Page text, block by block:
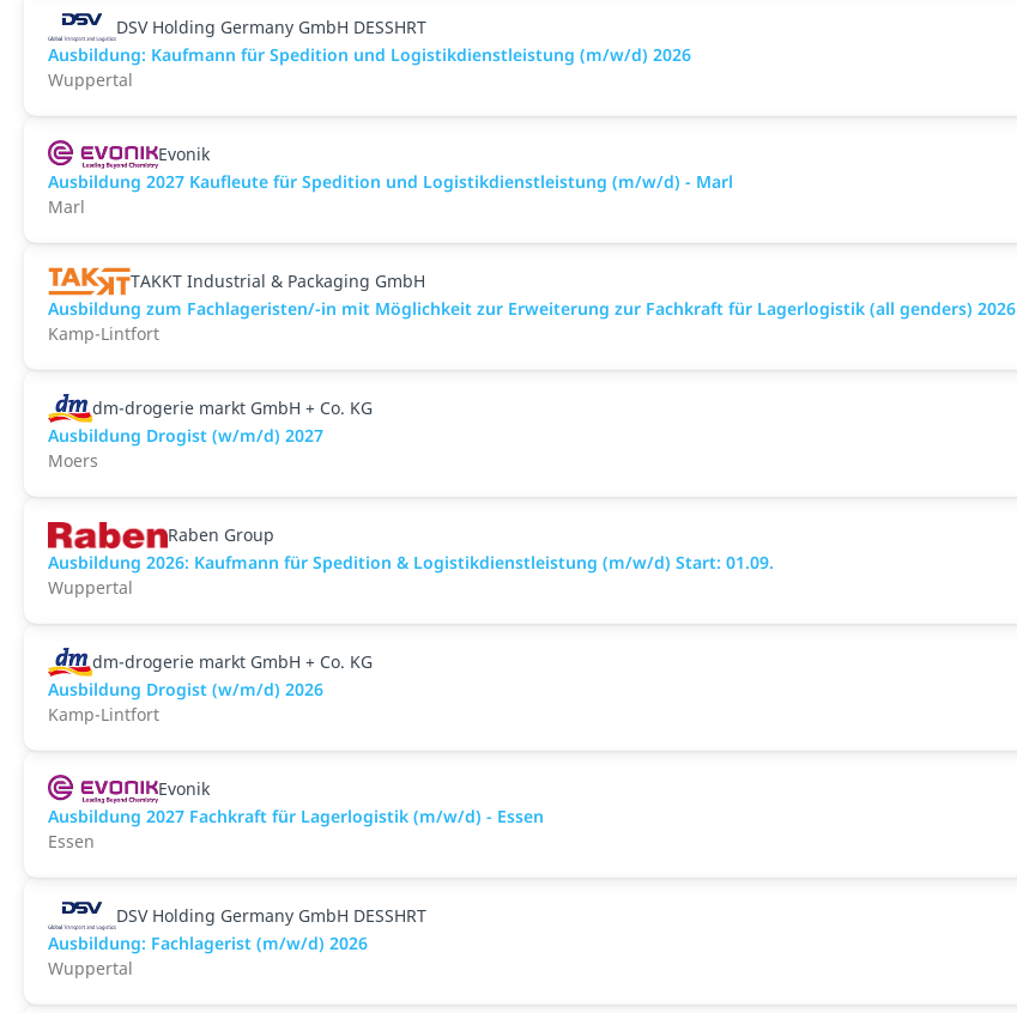
DSV Holding Germany GmbH DESSHRT
Ausbildung: Kaufmann für Spedition und Logistikdienstleistung (m/w/d) 2026
Wuppertal
Evonik
Ausbildung 2027 Kaufleute für Spedition und Logistikdienstleistung (m/w/d) - Marl
Marl
TAKKT Industrial & Packaging GmbH
Ausbildung zum Fachlageristen/-in mit Möglichkeit zur Erweiterung zur Fachkraft für Lagerlogistik (all genders) 2026
Kamp-Lintfort
dm-drogerie markt GmbH + Co. KG
Ausbildung Drogist (w/m/d) 2027
Moers
Raben Group
Ausbildung 2026: Kaufmann für Spedition & Logistikdienstleistung (m/w/d) Start: 01.09.​
Wuppertal
dm-drogerie markt GmbH + Co. KG
Ausbildung Drogist (w/m/d) 2026
Kamp-Lintfort
Evonik
Ausbildung 2027 Fachkraft für Lagerlogistik (m/w/d) - Essen
Essen
DSV Holding Germany GmbH DESSHRT
Ausbildung: Fachlagerist (m/w/d) 2026
Wuppertal